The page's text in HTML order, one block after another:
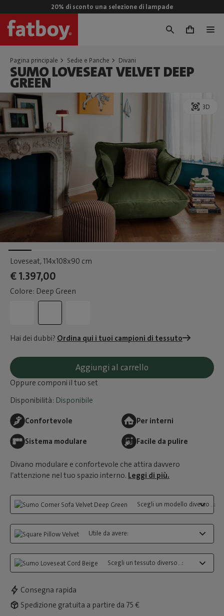
20% di sconto una selezione di lampade
0
Pagina principale Sedie e Panche Divani
SUMO LOVESEAT VELVET DEEP
GREEN
3D
Loveseat, 114x108x90 cm
€ 1.397,00
Colore: Deep Green
Hai dei dubbi? Ordina qui i tuoi campioni di tessuto
Aggiungi al carrello
Oppure componi il tuo set
Disponibilità: Disponibile
Confortevole Per interni
Sistema modulare Facile da pulire
Divano modulare e confortevole che attira davvero
l’attenzione nel tuo spazio interno. Leggi di più.
Scegli un modello diverso...:
Utile da avere:
Scegli un tessuto diverso...:
Consegna rapida
Spedizione gratuita a partire da 75 €